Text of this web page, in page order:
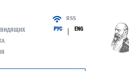
RSS
РУС | ENG